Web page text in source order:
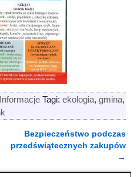
Informacje Tagi: ekologia, gmina,
Bezpieczeństwo podczas
przedświątecznych zakupów
→